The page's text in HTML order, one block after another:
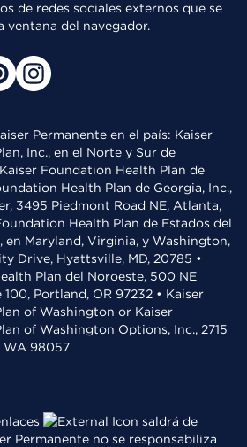
de redes sociales externos que se
ventana del navegador.
Permanente en el país: Kaiser
Inc., en el Norte y Sur de
Foundation Health Plan de
Health Plan de Georgia, Inc.,
3495 Piedmont Road NE, Atlanta,
Health Plan de Estados del
en Maryland, Virginia, y Washington,
Drive, Hyattsville, MD, 20785 •
Plan del Noroeste, 500 NE
Portland, OR 97232 • Kaiser
of Washington or Kaiser
of Washington Options, Inc., 2715
WA 98057
saldrá de
Permanente no se responsabiliza